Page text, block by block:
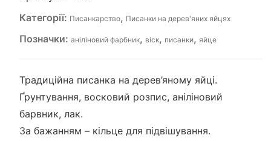
Категорії: Писанкарство, Писанки на дерев'яних яйцях
Позначки: аніліновий фарбник, віск, писанки, яйце
Традиційна писанка на дерев’яному яйці.
Ґрунтування, восковий розпис, аніліновий
барвник, лак.
За бажанням – кільце для підвішування.